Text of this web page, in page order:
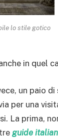
lo stile gotico
in quel
un paio
per una
La prima,
guide